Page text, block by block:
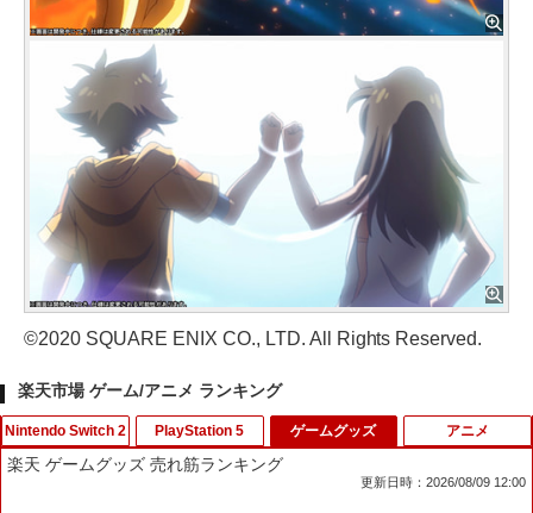
©2020 SQUARE ENIX CO., LTD. All Rights Reserved.
楽天市場 ゲーム/アニメ ランキング
Nintendo Switch 2 PlayStation 5 ゲームグッズ
楽天 ゲームグッズ 売れ筋ランキング
更新日時：2026/08/09 12:00
アニメ